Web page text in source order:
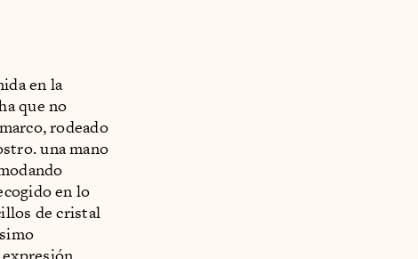
en la
que no
rodeado
una mano
en lo
de cristal